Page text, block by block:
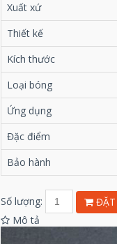
Xuất xứ
Thiết kế
Kích thước
Loại bóng
Ứng dụng
Đặc điểm
Bảo hành
Số lượng:
ĐẶT
Mô tả